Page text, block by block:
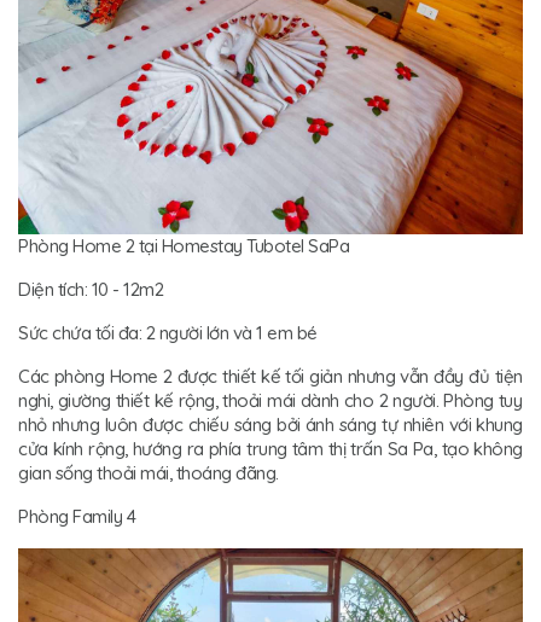
Phòng Home 2 tại Homestay Tubotel SaPa
Diện tích: 10 - 12m2
Sức chứa tối đa: 2 người lớn và 1 em bé
Các phòng Home 2 được thiết kế tối giản nhưng vẫn đầy đủ tiện
nghi, giường thiết kế rộng, thoải mái dành cho 2 người. Phòng tuy
nhỏ nhưng luôn được chiếu sáng bởi ánh sáng tự nhiên với khung
cửa kính rộng, hướng ra phía trung tâm thị trấn Sa Pa, tạo không
gian sống thoải mái, thoáng đãng.
Phòng Family 4